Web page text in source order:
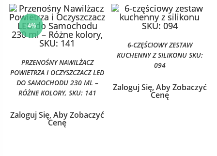
-4%
PRZENOŚNY NAWILŻACZ
POWIETRZA I OCZYSZCZACZ LED
DO SAMOCHODU 230 ML –
RÓŻNE KOLORY, SKU: 141
Zaloguj Się, Aby Zobaczyć
Cenę
6-CZĘŚCIOWY ZESTAW
KUCHENNY Z SILIKONU SKU:
094
Zaloguj Się, Aby Zobaczyć
Cenę